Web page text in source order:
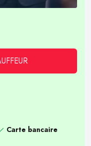
Carte bancaire